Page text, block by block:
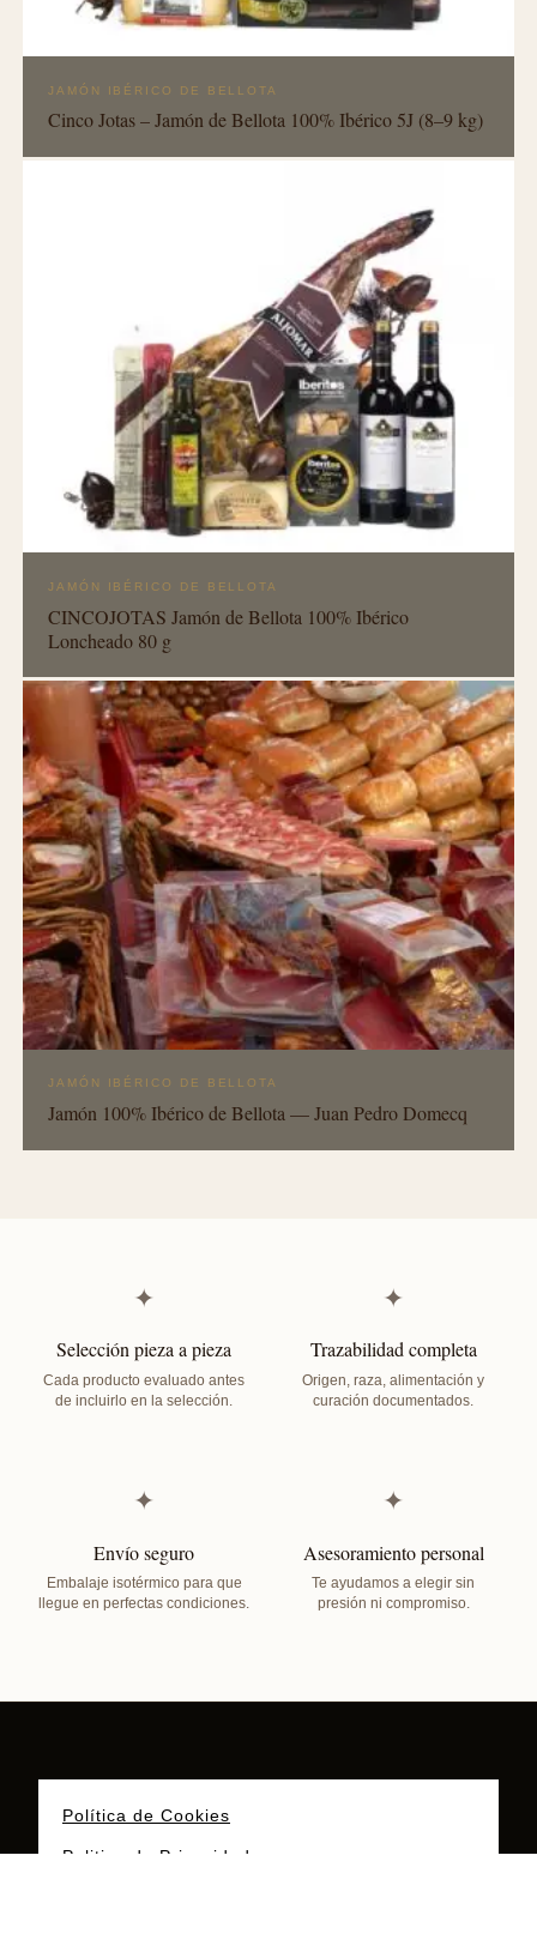
JAMÓN IBÉRICO DE BELLOTA
Cinco Jotas – Jamón de Bellota 100% Ibérico 5J (8–9 kg)
JAMÓN IBÉRICO DE BELLOTA
CINCOJOTAS Jamón de Bellota 100% Ibérico
Loncheado 80 g
JAMÓN IBÉRICO DE BELLOTA
Jamón 100% Ibérico de Bellota — Juan Pedro Domecq
✦
Selección pieza a pieza
Cada producto evaluado antes
de incluirlo en la selección.
✦
Trazabilidad completa
Origen, raza, alimentación y
curación documentados.
✦
Envío seguro
Embalaje isotérmico para que
llegue en perfectas condiciones.
✦
Asesoramiento personal
Te ayudamos a elegir sin
presión ni compromiso.
Política de Cookies
Politica de Privacidad